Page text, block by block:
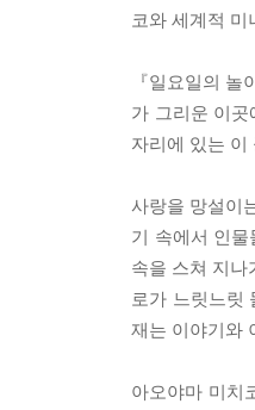
코와 세계적
『일요일의
가 그리운 이
자리에 있는 이
사랑을 망설이
기 속에서 인
속을 스쳐 지나
로가 느릿느릿
재는 이야기와
아오야마 미치